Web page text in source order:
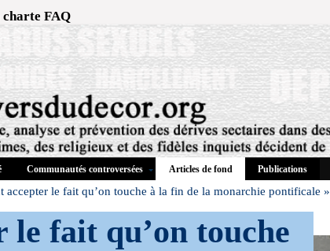
charte FAQ
Communautés controversées Articles de fond Publications
accepter le fait qu’on touche à la fin de la monarchie pontificale »
fait qu’on touche